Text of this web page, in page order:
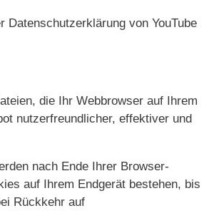
Datenschutzerklärung von YouTube
die Ihr Webbrowser auf Ihrem
nutzerfreundlicher, effektiver und
nach Ende Ihrer Browser-
auf Ihrem Endgerät bestehen, bis
Rückkehr auf